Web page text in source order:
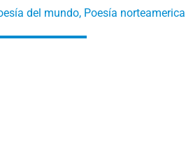
del mundo, Poesía